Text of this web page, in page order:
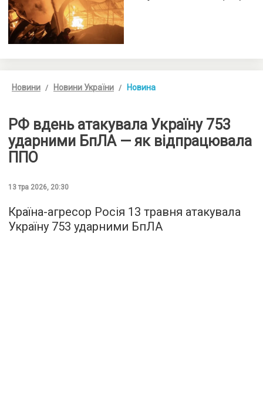
Новини Новини України Новина
РФ вдень атакувала Україну 753
ударними БпЛА — як відпрацювала
ППО
13 тра 2026, 20:30
Країна-агресор Росія 13 травня атакувала
Україну 753 ударними БпЛА